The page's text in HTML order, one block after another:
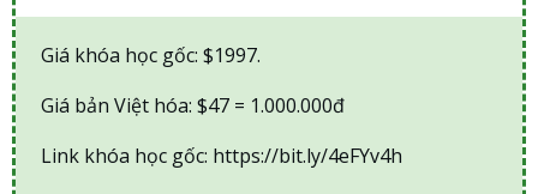
Giá khóa học gốc: $1997.
Giá bản Việt hóa: $47 = 1.000.000đ
Link khóa học gốc: https://bit.ly/4eFYv4h